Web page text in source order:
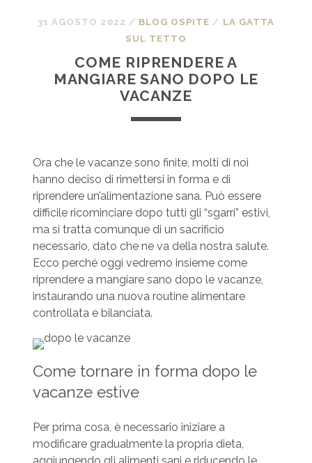
31 AGOSTO 2022 / BLOG OSPITE / LA GATTA
SUL TETTO
COME RIPRENDERE A
MANGIARE SANO DOPO LE
VACANZE
Ora che le vacanze sono finite, molti di noi
hanno deciso di rimettersi in forma e di
riprendere un’alimentazione sana. Può essere
difficile ricominciare dopo tutti gli “sgarri” estivi,
ma si tratta comunque di un sacrificio
necessario, dato che ne va della nostra salute.
Ecco perché oggi vedremo insieme come
riprendere a mangiare sano dopo le vacanze,
instaurando una nuova routine alimentare
controllata e bilanciata.
Come tornare in forma dopo le
vacanze estive
Per prima cosa, è necessario iniziare a
modificare gradualmente la propria dieta,